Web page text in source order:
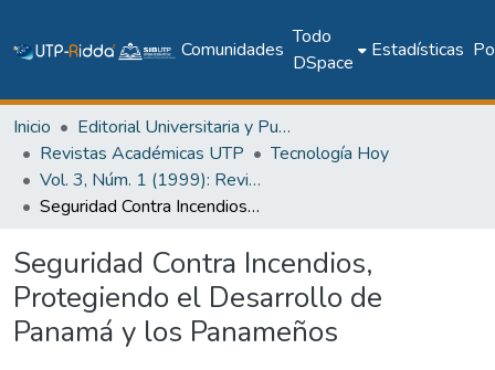
Comunidades
Todo
DSpace
Estadísticas
Inicio
Editorial Universitaria y Publicaciones Seriadas
Revistas Académicas UTP
Tecnología Hoy
Vol. 3, Núm. 1 (1999): Revista Tecnología Hoy
Seguridad Contra Incendios, Protegiendo el Desarrollo de Panamá y los Panameños
Seguridad Contra Incendios,
Protegiendo el Desarrollo de
Panamá y los Panameños